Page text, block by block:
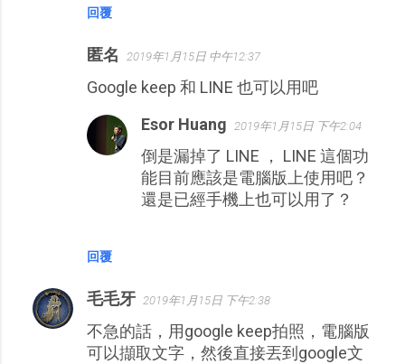
回覆
匿名 2019年1月15日 中午12:37
Google keep 和 LINE 也可以用吧
回覆
Esor Huang 2019年1月15日 下午2:04
倒是漏掉了 LINE ， LINE 這個功
能目前應該是電腦版上使用吧？
還是已經手機上也可以用了？
毛毛牙 2019年1月15日 下午2:38
不急的話，用google keep拍照，電腦版
可以擷取文字，然後直接丟到google文